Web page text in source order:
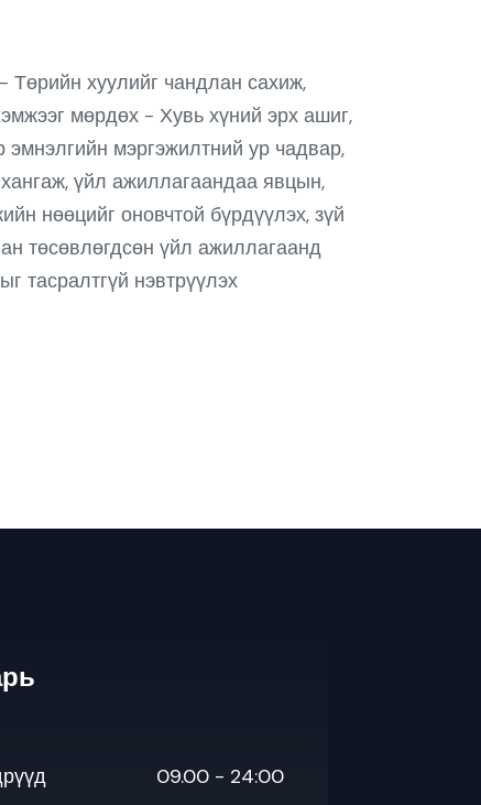
- Төрийн хуулийг чандлан сахиж,
мөрдөх - Хувь хүний эрх ашиг,
эмнэлгийн мэргэжилтний ур чадвар,
үйл ажиллагаандаа явцын,
нөөцийг оновчтой бүрдүүлэх, зүй
төсөвлөгдсөн үйл ажиллагаанд
тасралтгүй нэвтрүүлэх
09.00 - 24:00